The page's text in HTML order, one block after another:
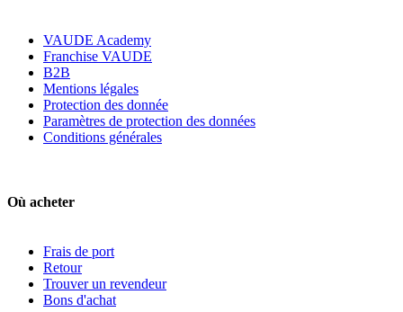
VAUDE Academy
Franchise VAUDE
B2B
Mentions légales
Protection des donnée
Paramètres de protection des données
Conditions générales
Où acheter
Frais de port
Retour
Trouver un revendeur
Bons d'achat